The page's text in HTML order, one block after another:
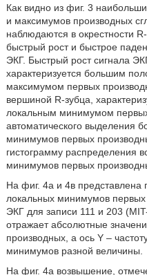
Как видно из фиг. 3
и максимумов производных
наблюдаются в окрестности
быстрый рост и быстрое
ЭКГ. Быстрый рост сигнала
характеризуется большим
максимумом первых
вершиной R-зубца,
локальным минимумом
автоматического выделения
минимумов первых
гистограмму распределения
минимумов первых
На фиг. 4a и 4в представлена
локальных минимумов первых
ЭКГ для записи 111 и 203
отражает абсолютные
производных, а ось Y –
минимумов разной величины.
На фиг. 4а возвышение,